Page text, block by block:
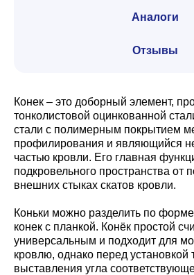
Аналоги
Отзывы
Конек – это доборный элемент,
тонколистовой оцинкованной
стали с полимерным покрытием
профилирования и являющийся
частью кровли. Его главная
подкровельного пространства от
внешних стыках скатов кровли.
Коньки можно разделить по
конек с планкой. Конёк простой
универсальным и подходит для
кровлю, однако перед установкой
выставления угла